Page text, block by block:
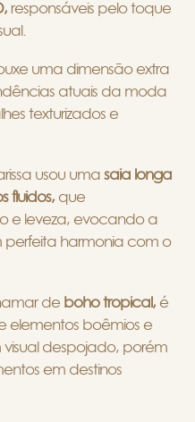
responsáveis pelo toque
uma dimensão extra
atuais da moda
texturizados e
usou uma saia longa
fluidos,que
e leveza, evocando a
perfeita harmonia com o
de boho tropical,é
elementos boêmios e
despojado, porém
em destinos